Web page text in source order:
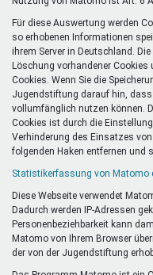
Für diese Auswertung werden
so erhobenen Informationen
ihrem Server in Deutschland.
Löschung vorhandener Cookies
Cookies. Wenn Sie die
Jugendstiftung darauf hin, dass
vollumfänglich nutzen können.
Cookies ist durch die
Verhinderung des Einsatzes
folgenden Haken entfernen und
Statistikerfassung von Matomo
Diese Webseite verwendet
Dadurch werden IP-Adressen
Personenbeziehbarkeit kann
Matomo von Ihrem Browser
der von der Jugendstiftung